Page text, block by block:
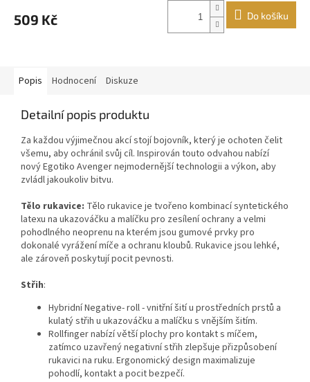
je
hvězdiček.
509 Kč Do košíku
Popis Hodnocení Diskuze
Detailní popis produktu
Za každou výjimečnou akcí stojí bojovník, který je ochoten čelit
všemu, aby ochránil svůj cíl. Inspirován touto odvahou nabízí
nový Egotiko Avenger nejmodernější technologii a výkon, aby
zvládl jakoukoliv bitvu.
Tělo rukavice: Tělo rukavice je tvořeno kombinací syntetického
latexu na ukazováčku a malíčku pro zesílení ochrany a velmi
pohodlného neoprenu na kterém jsou gumové prvky pro
dokonalé vyrážení míče a ochranu kloubů. Rukavice jsou lehké,
ale zároveň poskytují pocit pevnosti.
Střih:
Hybridní Negative- roll - vnitřní šití u prostředních prstů a
kulatý střih u ukazováčku a malíčku s vnějším šitím.
Rollfinger nabízí větší plochy pro kontakt s míčem,
zatímco uzavřený negativní střih zlepšuje přizpůsobení
rukavici na ruku. Ergonomický design maximalizuje
pohodlí, kontakt a pocit bezpečí.